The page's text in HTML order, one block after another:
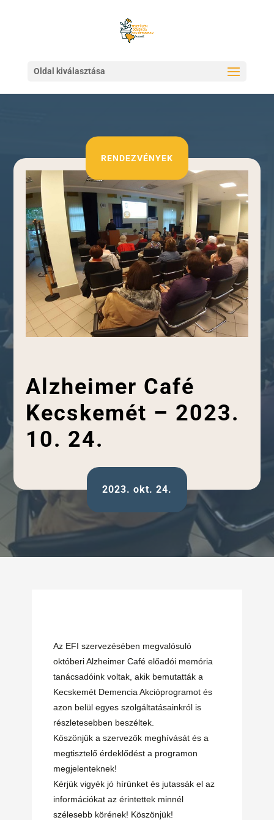
Oldal kiválasztása
RENDEZVÉNYEK
Alzheimer Café
Kecskemét – 2023.
10. 24.
2023. okt. 24.
Az EFI szervezésében megvalósuló
októberi Alzheimer Café előadói memória
tanácsadóink voltak, akik bemutatták a
Kecskemét Demencia Akcióprogramot és
azon belül egyes szolgáltatásainkról is
részletesebben beszéltek.
Köszönjük a szervezők meghívását és a
megtisztelő érdeklődést a programon
megjelenteknek!
Kérjük vigyék jó hírünket és jutassák el az
információkat az érintettek minnél
szélesebb körének! Köszönjük!